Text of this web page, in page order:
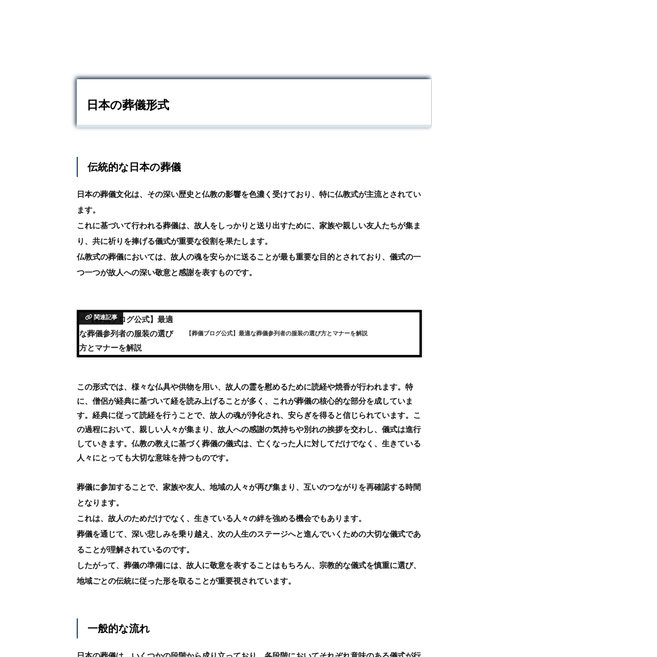
日本の葬儀形式
伝統的な日本の葬儀
日本の葬儀文化は、その深い歴史と仏教の影響を色濃く受けており、特に仏教式が主流とされてい
ます。
これに基づいて行われる葬儀は、故人をしっかりと送り出すために、家族や親しい友人たちが集ま
り、共に祈りを捧げる儀式が重要な役割を果たします。
仏教式の葬儀においては、故人の魂を安らかに送ることが最も重要な目的とされており、儀式の一
つ一つが故人への深い敬意と感謝を表すものです。
関連記事
【葬儀ブログ公式】最適な葬儀参列者の服装の選び方とマナーを解説
この形式では、様々な仏具や供物を用い、故人の霊を慰めるために読経や焼香が行われます。特
に、僧侶が経典に基づいて経を読み上げることが多く、これが葬儀の核心的な部分を成していま
す。経典に従って読経を行うことで、故人の魂が浄化され、安らぎを得ると信じられています。こ
の過程において、親しい人々が集まり、故人への感謝の気持ちや別れの挨拶を交わし、儀式は進行
していきます。仏教の教えに基づく葬儀の儀式は、亡くなった人に対してだけでなく、生きている
人々にとっても大切な意味を持つものです。
葬儀に参加することで、家族や友人、地域の人々が再び集まり、互いのつながりを再確認する時間
となります。
これは、故人のためだけでなく、生きている人々の絆を強める機会でもあります。
葬儀を通じて、深い悲しみを乗り越え、次の人生のステージへと進んでいくための大切な儀式であ
ることが理解されているのです。
したがって、葬儀の準備には、故人に敬意を表することはもちろん、宗教的な儀式を慎重に選び、
地域ごとの伝統に従った形を取ることが重要視されています。
一般的な流れ